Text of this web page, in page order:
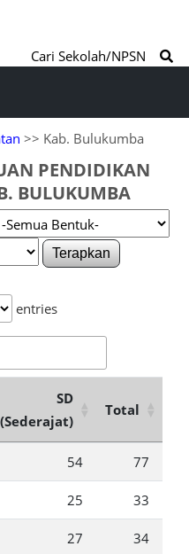
Cari Sekolah/NPSN
>> Kab. Bulukumba
PENDIDIKAN
BULUKUMBA
Terapkan
entries
SD
(Sederajat)
Total
54 77
25 33
27 34